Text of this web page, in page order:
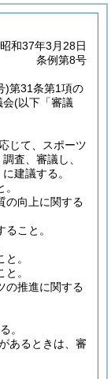
昭和37年3月28日
条例第8号
)第31条第1項の
会(以下「審議
じて、スポーツ
査、審議し、
建議する。
の向上に関する
こと。
。
。
の推進に関する
。
あるときは、審